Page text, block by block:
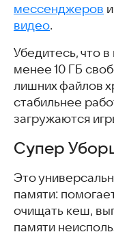
мессенджеров
видео.
Убедитесь, что
менее 10 ГБ
лишних файлов
стабильнее
загружаются
Супер
Это
памяти:
очищать кеш,
памяти